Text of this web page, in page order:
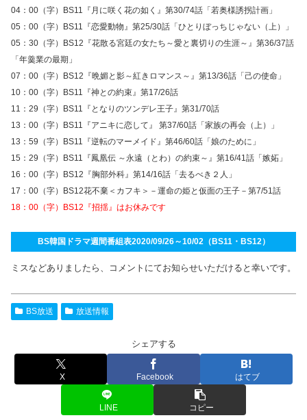
04：00（字）BS11『月に咲く花の如く』第30/74話「若奥様誘拐計画」
05：00（字）BS11『恋愛動物』第25/30話「ひとりぼっちじゃない（上）」
05：30（字）BS12『花散る宮廷の女たち～愛と裏切りの生涯～』第36/37話
「年羹業の最期」
07：00（字）BS12『晩媚と影～紅きロマンス～』第13/36話「己の使命」
10：00（字）BS11『神との約束』第17/26話
11：29（字）BS11『となりのツンデレ王子』第31/70話
13：00（字）BS11『アニキに恋して』 第37/60話「家族の再会（上）」
13：59（字）BS11『逆転のマーメイド』第46/60話「娘のために」
15：29（字）BS11『鳳凰伝 ～永遠（とわ）の約束～』第16/41話「嫉妬」
16：00（字）BS12『胸部外科』第14/16話「去るべき２人」
17：00（字）BS12花不棄＜カフキ＞－運命の姫と仮面の王子－第7/51話
18：00（字）BS12『招揺』はお休みです
BS韓国ドラマ週間番組表2020/09/26～10/02（BS11・BS12）
ミスなどありましたら、コメントにてお知らせいただけると幸いです。
BS放送 放送情報
シェアする
X Facebook はてブ
LINE コピー